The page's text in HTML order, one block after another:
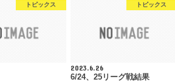
トピックス トピックス
2023.6.26
6/24、25リーグ戦結果